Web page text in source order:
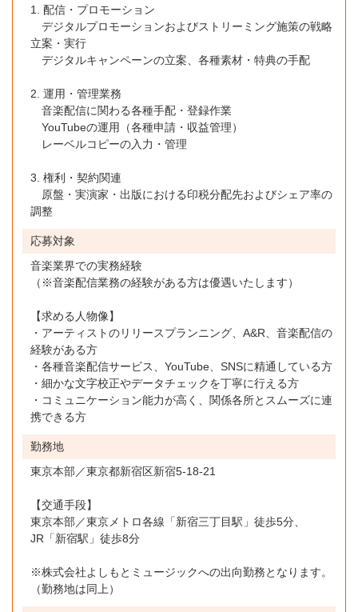
1. 配信・プロモーション
デジタルプロモーションおよびストリーミング施策の戦略
立案・実行
デジタルキャンペーンの立案、各種素材・特典の手配
2. 運用・管理業務
音楽配信に関わる各種手配・登録作業
YouTubeの運用（各種申請・収益管理）
レーベルコピーの入力・管理
3. 権利・契約関連
原盤・実演家・出版における印税分配先およびシェア率の
調整
応募対象
音楽業界での実務経験
（※音楽配信業務の経験がある方は優遇いたします）
【求める人物像】
・アーティストのリリースプランニング、A&R、音楽配信の
経験がある方
・各種音楽配信サービス、YouTube、SNSに精通している方
・細かな文字校正やデータチェックを丁寧に行える方
・コミュニケーション能力が高く、関係各所とスムーズに連
携できる方
勤務地
東京本部／東京都新宿区新宿5-18-21
【交通手段】
東京本部／東京メトロ各線「新宿三丁目駅」徒歩5分、
JR「新宿駅」徒歩8分
※株式会社よしもとミュージックへの出向勤務となります。
（勤務地は同上）